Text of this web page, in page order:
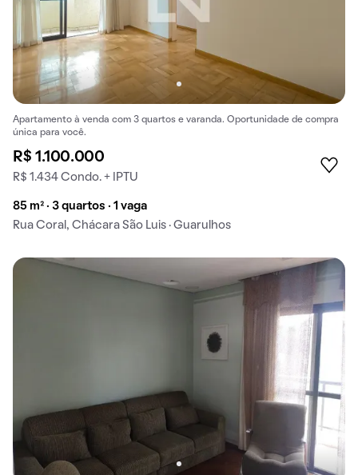
Apartamento à venda com 3 quartos e varanda. Oportunidade de compra
única para você.
R$ 1.100.000
R$ 1.434 Condo. + IPTU
85 m² · 3 quartos · 1 vaga
Rua Coral, Chácara São Luis · Guarulhos